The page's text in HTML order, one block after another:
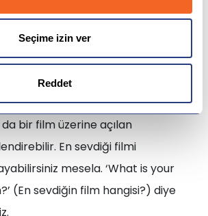
Seçime izin ver
Reddet
hobilerine değinmek için
sorulardan bir tanesi. Bu da sizi
sonra kişinin diğer
bir film üzerine açılan
En sevdiği filmi
mesela. ‘What is your
(En sevdiğin film hangisi?) diye